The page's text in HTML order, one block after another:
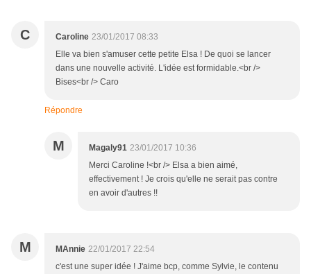
C Caroline 23/01/2017 08:33
Elle va bien s'amuser cette petite Elsa ! De quoi se lancer
dans une nouvelle activité. L'idée est formidable.<br />
Bises<br /> Caro
Répondre
M Magaly91 23/01/2017 10:36
Merci Caroline !<br /> Elsa a bien aimé,
effectivement ! Je crois qu'elle ne serait pas contre
en avoir d'autres !!
M MAnnie 22/01/2017 22:54
c'est une super idée ! J'aime bcp, comme Sylvie, le contenu